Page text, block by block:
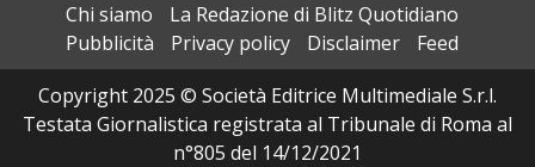
Chi siamo
La Redazione di Blitz Quotidiano
Pubblicità
Privacy policy Disclaimer
Feed
Copyright 2025 © Società Editrice Multimediale S.r.l.
Testata Giornalistica registrata al Tribunale di Roma al
n°805 del 14/12/2021